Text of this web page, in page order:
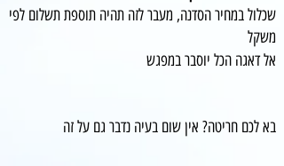
שכלול במחיר הסדנה, מעבר לזה תהיה תוספת תשלום לפי
משקל
אל דאגה הכל יוסבר במפגש
בא לכם חריטה? אין שום בעיה נדבר גם על זה